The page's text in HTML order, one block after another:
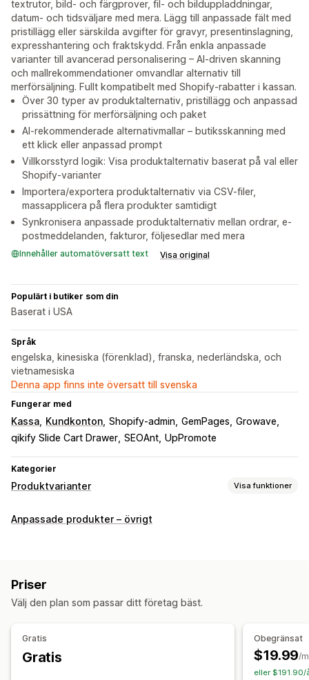
textrutor, bild- och färgprover, fil- och bilduppladdningar,
datum- och tidsväljare med mera. Lägg till anpassade fält med
pristillägg eller särskilda avgifter för gravyr, presentinslagning,
expresshantering och fraktskydd. Från enkla anpassade
varianter till avancerad personalisering – AI-driven skanning
och mallrekommendationer omvandlar alternativ till
merförsäljning. Fullt kompatibelt med Shopify-rabatter i kassan.
Över 30 typer av produktalternativ, pristillägg och anpassad
prissättning för merförsäljning och paket
AI-rekommenderade alternativmallar – butiksskanning med
ett klick eller anpassad prompt
Villkorsstyrd logik: Visa produktalternativ baserat på val eller
Shopify-varianter
Importera/exportera produktalternativ via CSV-filer,
massapplicera på flera produkter samtidigt
Synkronisera anpassade produktalternativ mellan ordrar, e-
postmeddelanden, fakturor, följesedlar med mera
Innehåller automatöversatt text Visa original
Populärt i butiker som din
Baserat i USA
Språk
engelska, kinesiska (förenklad), franska, nederländska, och
vietnamesiska
Denna app finns inte översatt till svenska
Fungerar med
Kassa Kundkonton Shopify-admin GemPages Growave
qikify Slide Cart Drawer SEOAnt UpPromote
Kategorier
Produktvarianter Visa funktioner
Anpassning
Anpassad CSS
Översättning Import och export Variantvisning
Priser
Anpassad prissättning
Konfigurationsavgifter
Anpassade produkter – övrigt
Priser
Välj den plan som passar ditt företag bäst.
Gratis
Gratis
Obegränsat
$19.99/
eller $191.90/